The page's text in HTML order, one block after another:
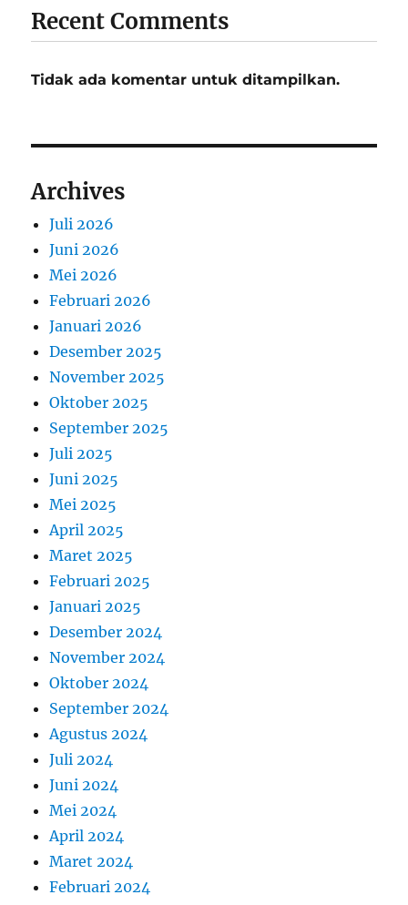
Recent Comments
Tidak ada komentar untuk ditampilkan.
Archives
Juli 2026
Juni 2026
Mei 2026
Februari 2026
Januari 2026
Desember 2025
November 2025
Oktober 2025
September 2025
Juli 2025
Juni 2025
Mei 2025
April 2025
Maret 2025
Februari 2025
Januari 2025
Desember 2024
November 2024
Oktober 2024
September 2024
Agustus 2024
Juli 2024
Juni 2024
Mei 2024
April 2024
Maret 2024
Februari 2024